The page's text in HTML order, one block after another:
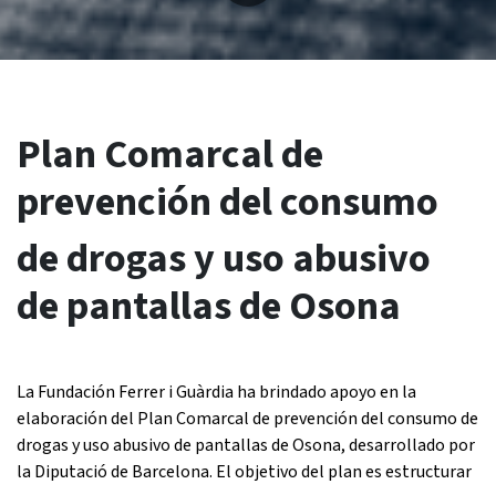
Plan Comarcal de
prevención del consumo
de drogas y uso abusivo
de pantallas de Osona
La Fundación Ferrer i Guàrdia ha brindado apoyo en la
elaboración del Plan Comarcal de prevención del consumo de
drogas y uso abusivo de pantallas de Osona, desarrollado por
la Diputació de Barcelona. El objetivo del plan es estructurar